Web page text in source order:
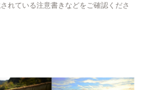
れている注意書きなどをご確認くださ